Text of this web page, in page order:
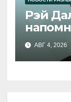
Рэй
АВГ 4, 2026